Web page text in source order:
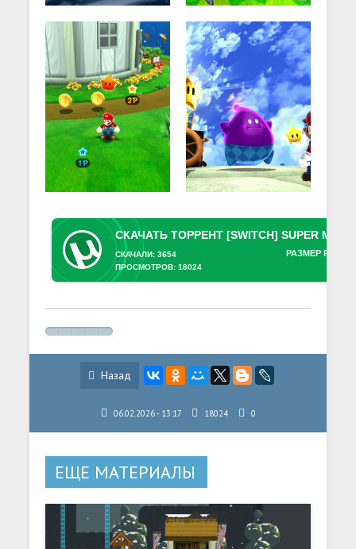
РАЗМЕР
СКАЧАЛИ: 3654
ПРОСМОТРОВ: 18024
Назад
06.02.2026 - 13:17 18024 0
ЕЩЕ МАТЕРИАЛЫ